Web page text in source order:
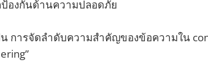
ป้องกันด้านความปลอดภัย
การจัดลำดับความสำคัญของข้อความใน